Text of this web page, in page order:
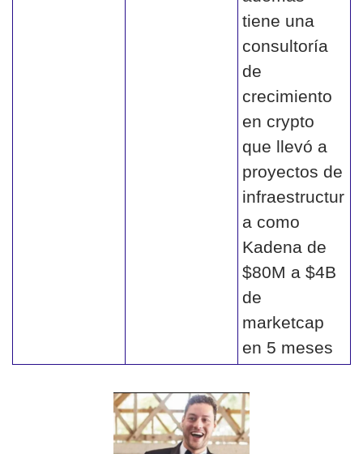
tiene una
consultoría
de
crecimiento
en crypto
que llevó a
proyectos de
infraestructur
a como
Kadena de
$80M a $4B
de
marketcap
en 5 meses